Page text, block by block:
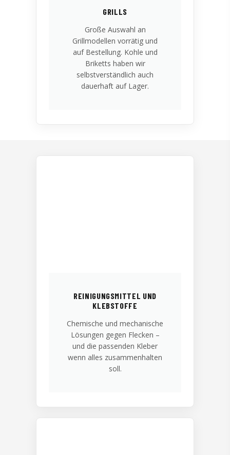
GRILLS
Große Auswahl an
Grillmodellen vorrätig und
auf Bestellung. Kohle und
Briketts haben wir
selbstverständlich auch
dauerhaft auf Lager.
REINIGUNGSMITTEL UND
KLEBSTOFFE
Chemische und mechanische
Lösungen gegen Flecken –
und die passenden Kleber
wenn alles zusammenhalten
soll.